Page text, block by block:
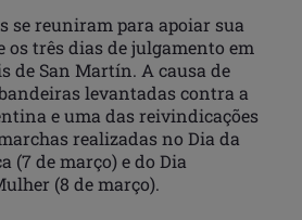
se reuniram para apoiar sua
os três dias de julgamento em
de San Martín. A causa de
levantadas contra a
e uma das reivindicações
realizadas no Dia da
(7 de março) e do Dia
(8 de março).